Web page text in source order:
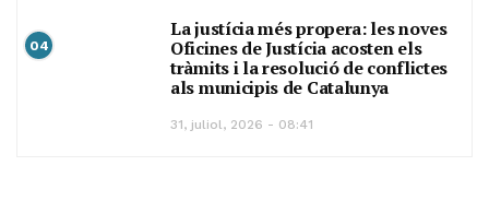
04
La justícia més propera: les noves
Oficines de Justícia acosten els
tràmits i la resolució de conflictes
als municipis de Catalunya
31, juliol, 2026 - 08:41